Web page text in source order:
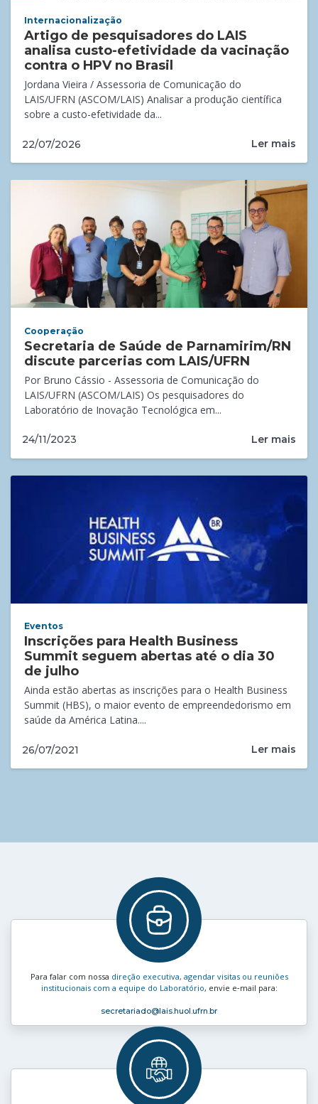
Internacionalização
Artigo de pesquisadores do LAIS
analisa custo-efetividade da vacinação
contra o HPV no Brasil
Jordana Vieira / Assessoria de Comunicação do
LAIS/UFRN (ASCOM/LAIS) Analisar a produção científica
sobre a custo-efetividade da...
22/07/2026 Ler mais
Cooperação
Secretaria de Saúde de Parnamirim/RN
discute parcerias com LAIS/UFRN
Por Bruno Cássio - Assessoria de Comunicação do
LAIS/UFRN (ASCOM/LAIS) Os pesquisadores do
Laboratório de Inovação Tecnológica em...
24/11/2023 Ler mais
Eventos
Inscrições para Health Business
Summit seguem abertas até o dia 30
de julho
Ainda estão abertas as inscrições para o Health Business
Summit (HBS), o maior evento de empreendedorismo em
saúde da América Latina....
26/07/2021 Ler mais
Para falar com nossa direção executiva, agendar visitas ou reuniões
institucionais com a equipe do Laboratório, envie e‑mail para:
secretariado@lais.huol.ufrn.br